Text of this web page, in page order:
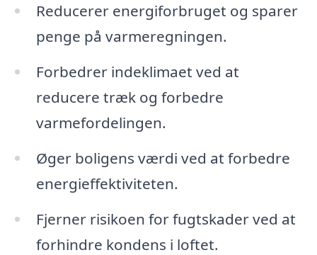
Reducerer energiforbruget og sparer
penge på varmeregningen.
Forbedrer indeklimaet ved at
reducere træk og forbedre
varmefordelingen.
Øger boligens værdi ved at forbedre
energieffektiviteten.
Fjerner risikoen for fugtskader ved at
forhindre kondens i loftet.